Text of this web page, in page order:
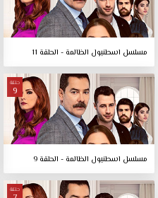
مسلسل اسطنبول الظالمة - الحلقة 11
حلقة
9
مسلسل اسطنبول الظالمة - الحلقة 9
حلقة